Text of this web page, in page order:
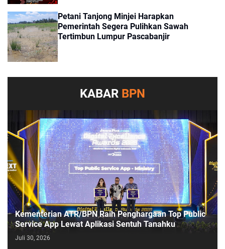
Petani Tanjong Minjei Harapkan
Pemerintah Segera Pulihkan Sawah
Tertimbun Lumpur Pascabanjir
KABAR BPN
Kementerian ATR/BPN Raih Penghargaan Top Public
Service App Lewat Aplikasi Sentuh Tanahku
Juli 30, 2026